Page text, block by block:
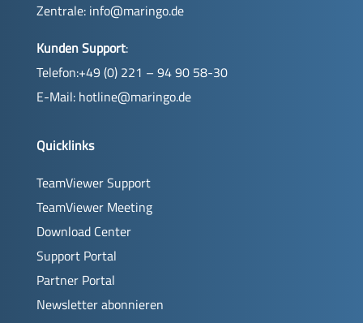
Zentrale: info@maringo.de
Kunden Support:
Telefon:+49 (0) 221 – 94 90 58-30
E-Mail: hotline@maringo.de
Quicklinks
TeamViewer Support
TeamViewer Meeting
Download Center
Support Portal
Partner Portal
Newsletter abonnieren